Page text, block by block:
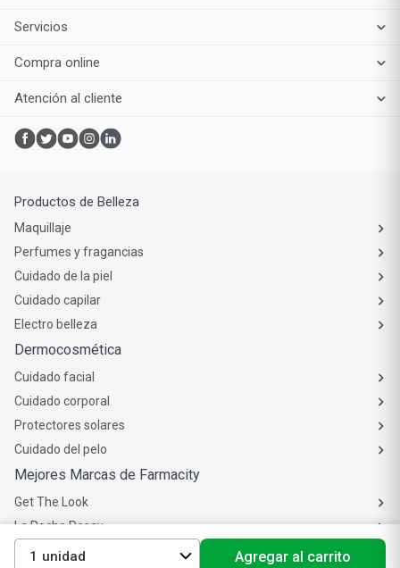
1 Agregar al carrito
Servicios
Compra online
Atención al cliente
Productos de Belleza
Maquillaje
Perfumes y fragancias
Cuidado de la piel
Cuidado capilar
Electro belleza
Dermocosmética
Cuidado facial
Cuidado corporal
Protectores solares
Cuidado del pelo
Mejores Marcas de Farmacity
Get The Look
La Roche Posay
Vichy